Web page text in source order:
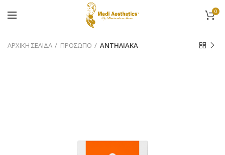
0
ΑΡΧΙΚΉ ΣΕΛΊΔΑ ΠΡΟΣΩΠΟ ΑΝΤΗΛΙΑΚA